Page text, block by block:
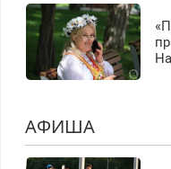
АФИША